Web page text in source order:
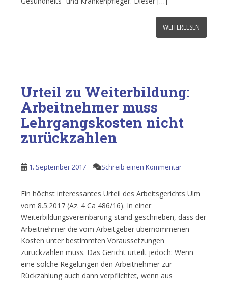
WEITERLESEN
Urteil zu Weiterbildung:
Arbeitnehmer muss
Lehrgangskosten nicht
zurückzahlen
1. September 2017 Schreib einen Kommentar
Ein höchst interessantes Urteil des Arbeitsgerichts Ulm
vom 8.5.2017 (Az. 4 Ca 486/16). In einer
Weiterbildungsvereinbarung stand geschrieben, dass der
Arbeitnehmer die vom Arbeitgeber übernommenen
Kosten unter bestimmten Voraussetzungen
zurückzahlen muss. Das Gericht urteilt jedoch: Wenn
eine solche Regelungen den Arbeitnehmer zur
Rückzahlung auch dann verpflichtet, wenn aus